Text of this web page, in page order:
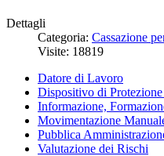
Dettagli
Categoria: Cassazione
Visite: 18819
Datore di Lavoro
Dispositivo di
Informazione,
Movimentazione
Pubblica
Valutazione dei Rischi